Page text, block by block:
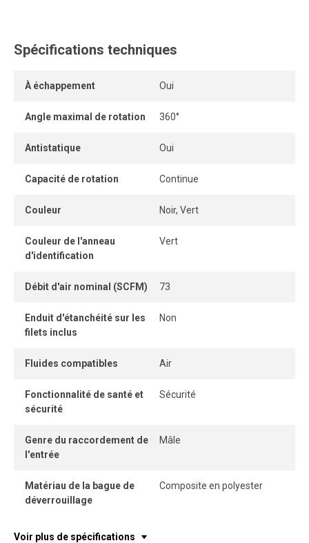
composite préserve les surfaces délicates des
résistance exceptionnelle à l’abrasion, aux vibrations, à la
étanche, il contribue à la réduction des coûts
rapide et un positionnement optimal, complété par un
fiable et sécurisée.
Spécifications techniques
À échappement Oui
Angle maximal de rotation 360°
Antistatique Oui
Capacité de rotation Continue
Couleur Noir, Vert
Couleur de l'anneau
d'identification
Vert
Débit d'air nominal (SCFM) 73
Enduit d'étanchéité sur les
filets inclus
Non
Fluides compatibles Air
Fonctionnalité de santé et
sécurité
Sécurité
Genre du raccordement de
l'entrée
Mâle
Matériau de la bague de
déverrouillage
Composite en polyester
Voir plus de spécifications